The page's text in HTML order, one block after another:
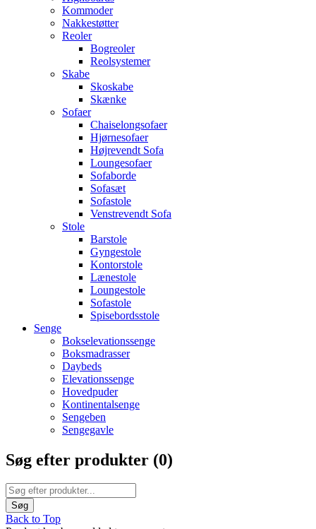
Kommoder
Nakkestøtter
Reoler
Bogreoler
Reolsystemer
Skabe
Skoskabe
Skænke
Sofaer
Chaiselongsofaer
Hjørnesofaer
Højrevendt Sofa
Loungesofaer
Sofaborde
Sofasæt
Sofastole
Venstrevendt Sofa
Stole
Barstole
Gyngestole
Kontorstole
Lænestole
Loungestole
Sofastole
Spisebordsstole
Senge
Bokselevationssenge
Boksmadrasser
Daybeds
Elevationssenge
Hovedpuder
Kontinentalsenge
Sengeben
Sengegavle
Søg efter produkter (0)
Back to Top